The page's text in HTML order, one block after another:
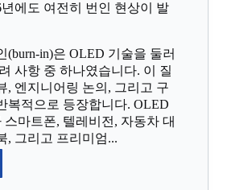
에도 여전히 번인 현상이 발
(burn-in)은 OLED 기술을 둘러
사항 중 하나였습니다. 이 질
, 엔지니어링 논의, 그리고 구
복적으로 등장합니다. OLED
스마트폰, 텔레비전, 자동차 대
, 그리고 프리미엄...